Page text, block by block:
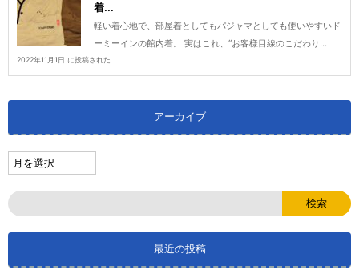
着...
軽い着心地で、部屋着としてもパジャマとしても使いやすいド
ーミーインの館内着。 実はこれ、“お客様目線のこだわり...
2022年11月1日 に投稿された
アーカイブ
最近の投稿